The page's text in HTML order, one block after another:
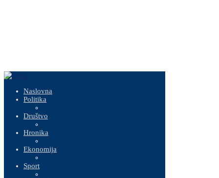
Naslovna
Politika
Društvo
Hronika
Ekonomija
Sport